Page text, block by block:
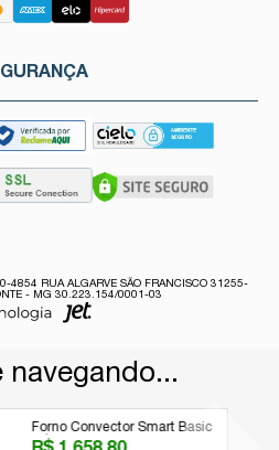
4854 RUA ALGARVE SÃO FRANCISCO 31255-
- MG 30.223.154/0001-03